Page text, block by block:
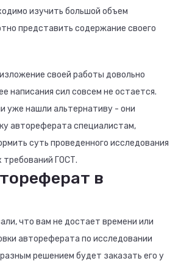
изучить большой объем
представить содержание своего
своей работы довольно
написания сил совсем не остается.
уже нашли альтернативу - они
автореферата специалистам,
суть проведенного исследования
ГОСТ.
в
что вам не достает времени или
автореферата по исследовании
решением будет заказать его у